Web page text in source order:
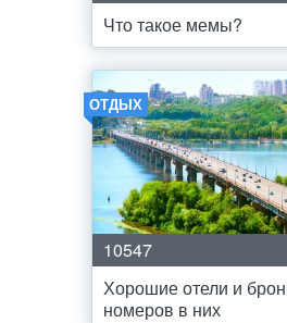
Что такое мемы?
ОТДЫХ
10547
Хорошие отели и
номеров в них